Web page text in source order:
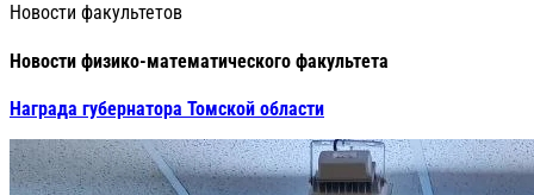
Новости факультетов
Новости физико-математического факультета
Награда губернатора Томской области